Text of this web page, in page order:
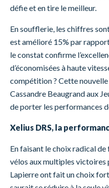
défie et en tire le meilleur.
En soufflerie, les chiffres
est amélioré 15% par
le constat confirme
d’économisées à haute
compétition ? Cette
Cassandre Beaugrand aux
de porter les performances
Xelius DRS, la
En faisant le choix radical
vélos aux multiples victoires
Lapierre ont fait un choix